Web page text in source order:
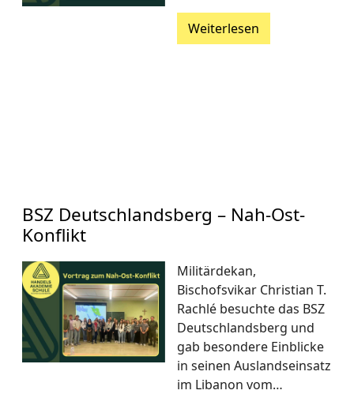
Weiterlesen
BSZ Deutschlandsberg – Nah-Ost-
Konflikt
Militärdekan,
Bischofsvikar Christian T.
Rachlé besuchte das BSZ
Deutschlandsberg und
gab besondere Einblicke
in seinen Auslandseinsatz
im Libanon vom…